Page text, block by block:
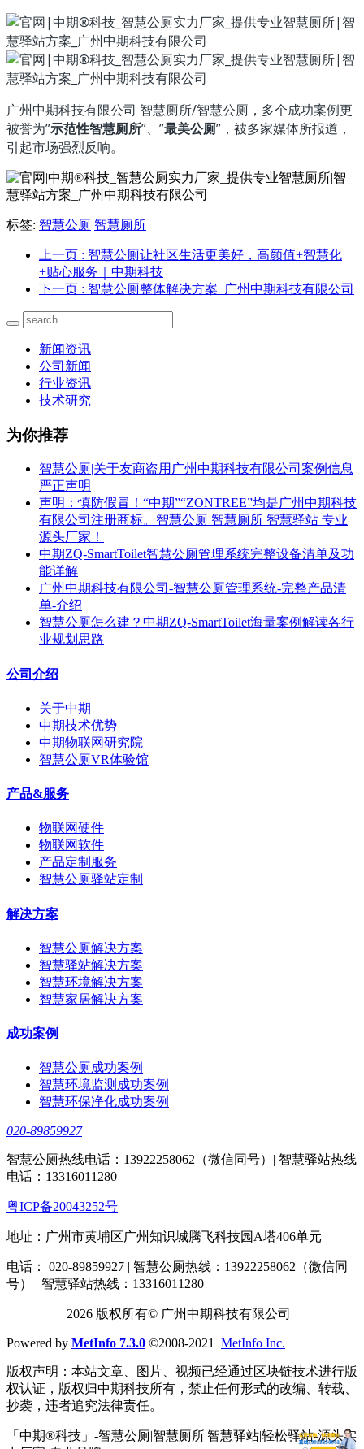
广州中期科技有限公司 智慧厕所/智慧公厕，多个成功案例更
被誉为”示范性智慧厕所”、”最美公厕”，被多家媒体所报道，
引起市场强烈反响。
标签: 智慧公厕 智慧厕所
上一页 : 智慧公厕让社区生活更美好，高颜值+智慧化
+贴心服务｜中期科技
下一页 : 智慧公厕整体解决方案_广州中期科技有限公司
新闻资讯
公司新闻
行业资讯
技术研究
为你推荐
智慧公厕|关于友商盗用广州中期科技有限公司案例信息
严正声明
声明：慎防假冒！“中期”“ZONTREE”均是广州中期科技
有限公司注册商标。智慧公厕 智慧厕所 智慧驿站 专业
源头厂家！
中期ZQ-SmartToilet智慧公厕管理系统完整设备清单及功
能详解
广州中期科技有限公司-智慧公厕管理系统-完整产品清
单-介绍
智慧公厕怎么建？中期ZQ-SmartToilet海量案例解读各行
业规划思路
公司介绍
关于中期
中期技术优势
中期物联网研究院
智慧公厕VR体验馆
产品&服务
物联网硬件
物联网软件
产品定制服务
智慧公厕驿站定制
解决方案
智慧公厕解决方案
智慧驿站解决方案
智慧环境解决方案
智慧家居解决方案
成功案例
智慧公厕成功案例
智慧环境监测成功案例
智慧环保净化成功案例
020-89859927
智慧公厕热线电话：13922258062（微信同号）| 智慧驿站热线
电话：13316011280
粤ICP备20043252号
地址：广州市黄埔区广州知识城腾飞科技园A塔406单元
电话： 020-89859927 | 智慧公厕热线：13922258062（微信同
号） | 智慧驿站热线：13316011280
2026 版权所有© 广州中期科技有限公司
Powered by MetInfo 7.3.0 ©2008-2021 MetInfo Inc.
版权声明：本站文章、图片、视频已经通过区块链技术进行版
权认证，版权归中期科技所有，禁止任何形式的改编、转载、
抄袭，违者追究法律责任。
「中期®科技」-智慧公厕|智慧厕所|智慧驿站|轻松驿站-源头实